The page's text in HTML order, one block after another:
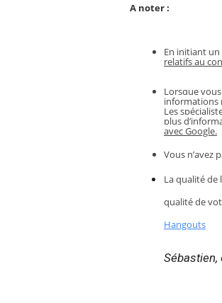
A noter :
En initiant un
relatifs au
Lorsque
informations
Les
plus
avec Google.
Vous n’avez
La qualité de
qualité de
Hangouts
Sébastien,